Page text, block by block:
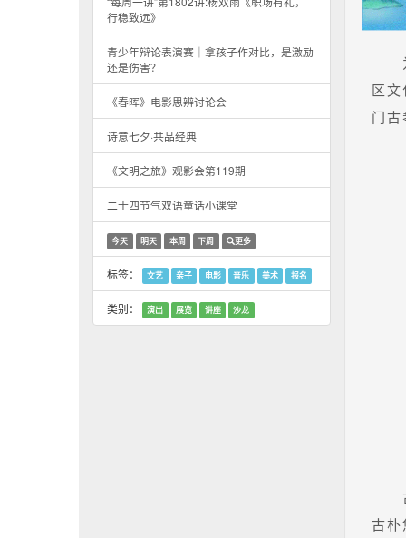
行稳致远》
青少年辩论表演赛｜拿孩子作对比，是激励
还是伤害？
《春晖》电影思辨讨论会
诗意七夕·共品经典
《文明之旅》观影会第119期
二十四节气双语童话小课堂
今天 明天 本周 下周 更多
标签： 文艺 亲子 电影 音乐 美术 报名
类别： 演出 展览 讲座 沙龙
区
门
古